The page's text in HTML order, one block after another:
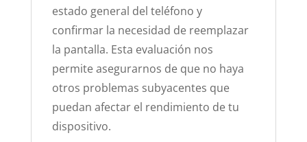
estado general del teléfono y
confirmar la necesidad de reemplazar
la pantalla. Esta evaluación nos
permite asegurarnos de que no haya
otros problemas subyacentes que
puedan afectar el rendimiento de tu
dispositivo.